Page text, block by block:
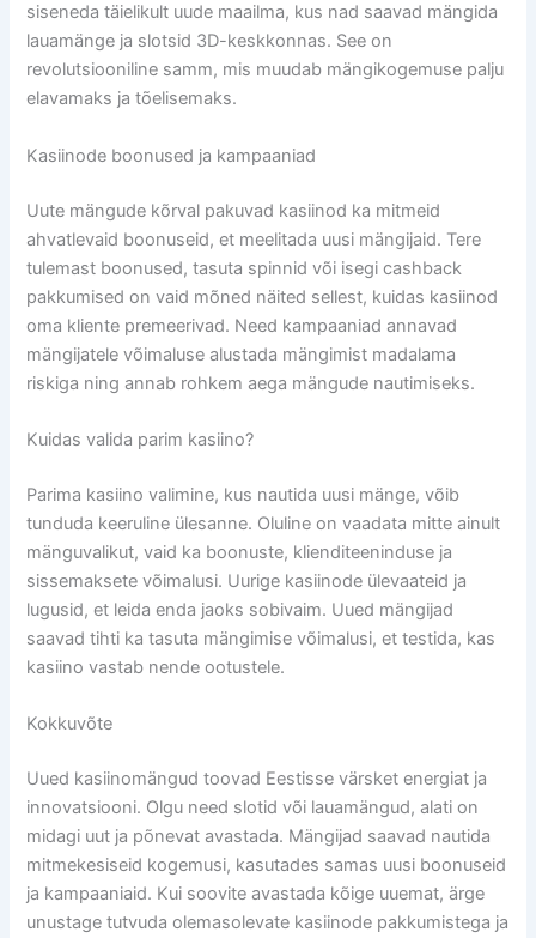
siseneda täielikult uude maailma, kus nad saavad mängida
lauamänge ja slotsid 3D-keskkonnas. See on
revolutsiooniline samm, mis muudab mängikogemuse palju
elavamaks ja tõelisemaks.
Kasiinode boonused ja kampaaniad
Uute mängude kõrval pakuvad kasiinod ka mitmeid
ahvatlevaid boonuseid, et meelitada uusi mängijaid. Tere
tulemast boonused, tasuta spinnid või isegi cashback
pakkumised on vaid mõned näited sellest, kuidas kasiinod
oma kliente premeerivad. Need kampaaniad annavad
mängijatele võimaluse alustada mängimist madalama
riskiga ning annab rohkem aega mängude nautimiseks.
Kuidas valida parim kasiino?
Parima kasiino valimine, kus nautida uusi mänge, võib
tunduda keeruline ülesanne. Oluline on vaadata mitte ainult
mänguvalikut, vaid ka boonuste, klienditeeninduse ja
sissemaksete võimalusi. Uurige kasiinode ülevaateid ja
lugusid, et leida enda jaoks sobivaim. Uued mängijad
saavad tihti ka tasuta mängimise võimalusi, et testida, kas
kasiino vastab nende ootustele.
Kokkuvõte
Uued kasiinomängud toovad Eestisse värsket energiat ja
innovatsiooni. Olgu need slotid või lauamängud, alati on
midagi uut ja põnevat avastada. Mängijad saavad nautida
mitmekesiseid kogemusi, kasutades samas uusi boonuseid
ja kampaaniaid. Kui soovite avastada kõige uuemat, ärge
unustage tutvuda olemasolevate kasiinode pakkumistega ja